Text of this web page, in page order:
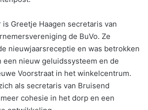
is Greetje Haagen secretaris van
de BuVo. Ze
nieuwjaarsreceptie en was betrokken
een nieuw geluidssysteem en de
Voorstraat in het winkelcentrum.
als secretaris van Bruisend
cohesie in het dorp en een